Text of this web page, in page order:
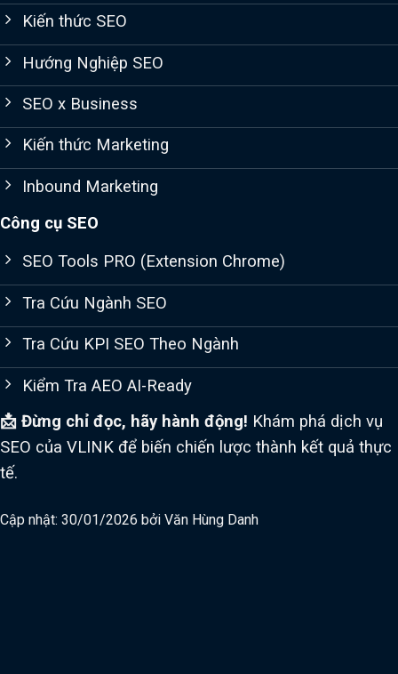
Kiến thức SEO
Hướng Nghiệp SEO
SEO x Business
Kiến thức Marketing
Inbound Marketing
Công cụ SEO
SEO Tools PRO (Extension Chrome)
Tra Cứu Ngành SEO
Tra Cứu KPI SEO Theo Ngành
Kiểm Tra AEO AI-Ready
📩 Đừng chỉ đọc, hãy hành động! Khám phá dịch vụ
SEO của VLINK để biến chiến lược thành kết quả thực
tế.
Cập nhật: 30/01/2026 bởi Văn Hùng Danh